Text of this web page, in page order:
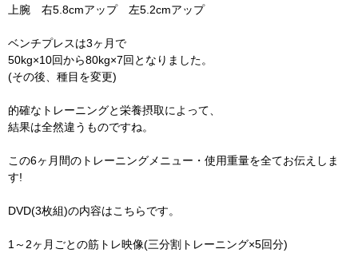
上腕 右5.8cmアップ 左5.2cmアップ
ベンチプレスは3ヶ月で
50kg×10回から80kg×7回となりました。
(その後、種目を変更)
的確なトレーニングと栄養摂取によって、
結果は全然違うものですね。
この6ヶ月間のトレーニングメニュー・使用重量を全てお伝えしま
す!
DVD(3枚組)の内容はこちらです。
1～2ヶ月ごとの筋トレ映像(三分割トレーニング×5回分)